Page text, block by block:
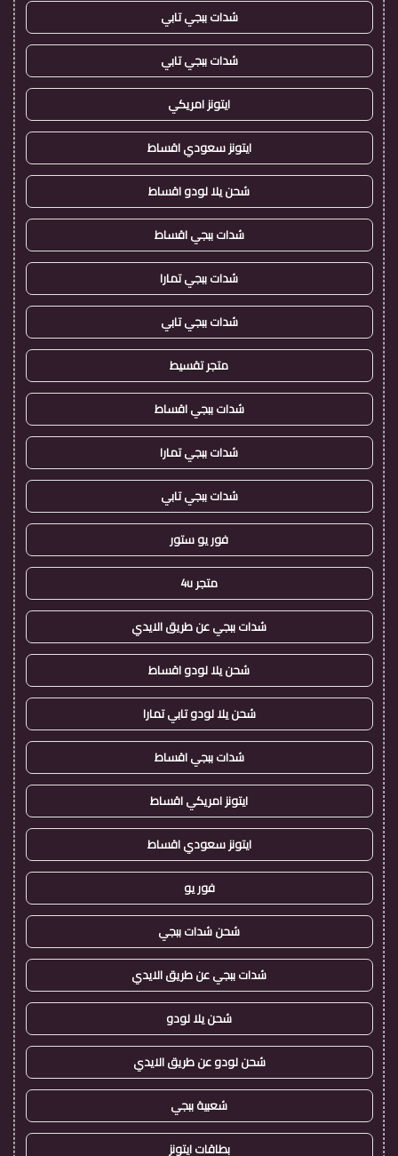
شدات ببجي تابي
شدات ببجي تابي
ايتونز امريكي
ايتونز سعودي اقساط
شحن يلا لودو اقساط
شدات ببجي اقساط
شدات ببجي تمارا
شدات ببجي تابي
متجر تقسيط
شدات ببجي اقساط
شدات ببجي تمارا
شدات ببجي تابي
فور يو ستور
متجر 4u
شدات ببجي عن طريق الايدي
شحن يلا لودو اقساط
شحن يلا لودو تابي تمارا
شدات ببجي اقساط
ايتونز امريكي اقساط
ايتونز سعودي اقساط
فور يو
شحن شدات ببجي
شدات ببجي عن طريق الايدي
شحن يلا لودو
شحن لودو عن طريق الايدي
شعبية ببجي
بطاقات ايتونز